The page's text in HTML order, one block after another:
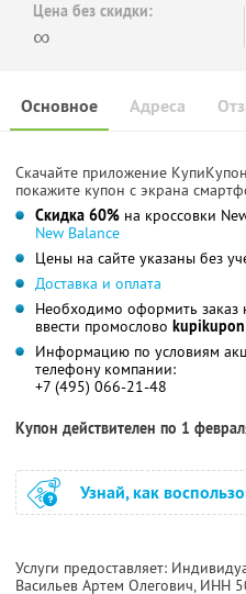
Цена без скидки:
∞
Основное Адреса
Скачайте приложение
покажите купон с экрана
Скидка 60% на кроссовки
New Balance
Цены на сайте указаны без
Доставка и оплата
Необходимо оформить заказ
ввести промослово kupikupon
Информацию по условиям
телефону компании:
+7 (495) 066-21-48
Купон действителен по 1
Узнай, как
Услуги предоставляет:
Васильев Артем Олегович, ИНН